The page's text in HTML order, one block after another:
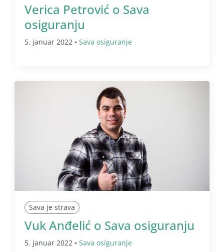
Verica Petrović o Sava
osiguranju
5. januar 2022 • Sava osiguranje
Sava je strava
Vuk Anđelić o Sava osiguranju
5. januar 2022 • Sava osiguranje